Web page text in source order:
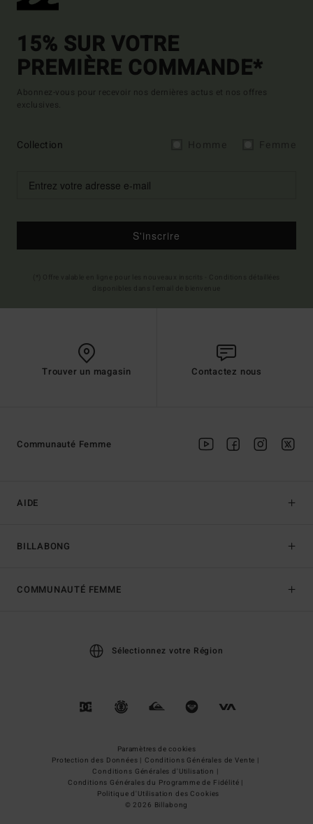
15% SUR VOTRE
PREMIÈRE COMMANDE*
Abonnez-vous pour recevoir nos dernières actus et nos offres
exclusives.
Collection
S'inscrire
Trouver un magasin Contactez nous
AIDE
BILLABONG
Communauté Femme
COMMUNAUTÉ FEMME
Sélectionnez votre Région
Paramètres de cookies
Protection des Données | Conditions Générales de Vente |
Conditions Générales d'Utilisation |
Conditions Générales du Programme de Fidélité |
Politique d'Utilisation des Cookies
© 2026 Billabong